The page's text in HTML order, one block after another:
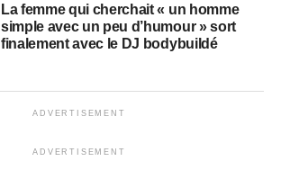
La femme qui cherchait « un homme
simple avec un peu d’humour » sort
finalement avec le DJ bodybuildé
ADVERTISEMENT
ADVERTISEMENT